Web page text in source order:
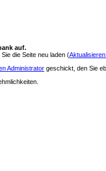
auf.
die Seite neu laden (
Administrator geschickt, den Sie